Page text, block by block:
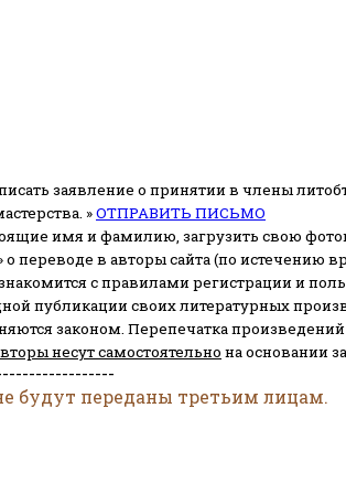
заявление о принятии в члены
»ОТПРАВИТЬ ПИСЬМО
имя и фамилию, загрузить свою
переводе в авторы сайта (по
с правилами регистрации и
публикации своих литературных
законом. Перепечатка произведений
несут самостоятельно на основании
будут переданы третьим лицам.